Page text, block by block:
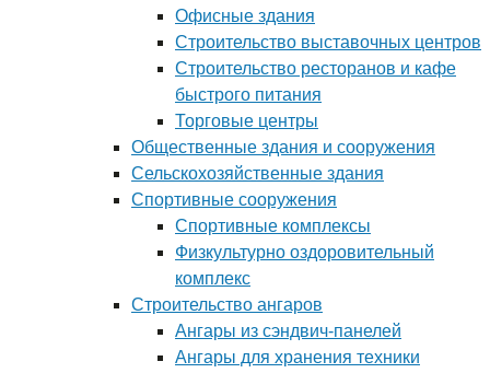
Офисные здания
Строительство выставочных центров
Строительство ресторанов и кафе
быстрого питания
Торговые центры
Общественные здания и сооружения
Сельскохозяйственные здания
Спортивные сооружения
Спортивные комплексы
Физкультурно оздоровительный
комплекс
Строительство ангаров
Ангары из сэндвич-панелей
Ангары для хранения техники